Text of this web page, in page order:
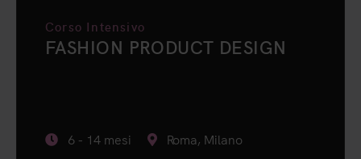
Corso Intensivo
FASHION PRODUCT DESIGN
6 - 14 mesi Roma, Milano